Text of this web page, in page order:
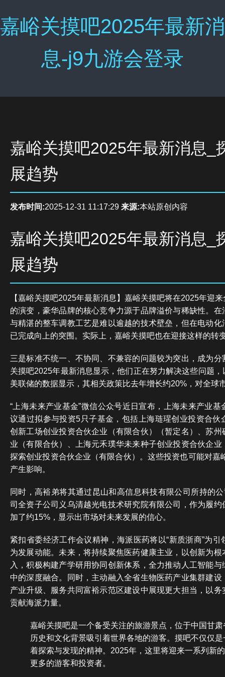
嘉峪关摸吧2025年最新消
息-j9九游会登录
嘉峪关摸吧2025年最新消息_
展趋势
发布时间:2025-12-31 11:17:29 来源:本站原创内容
嘉峪关摸吧2025年最新消息_
展趋势
【嘉峪关摸吧2025年最新消息】嘉峪关摸吧将在2025年迎
的演变，豪华品牌的核心竞争力源于品牌溢价与稀缺性。
与精湛的整车调教工艺是难以逾越的技术壁垒，但在电动
已完成向上的突围。实际上，嘉峪关摸吧也在迎接这样的转
三是标准不统一、不协同、不兼容的问题较为突出，成为
关摸吧2025年最新消息显示，他们正在努力解决这些问题
美联储的数据显示，其相关政策比去年增长约20%，对全球
“上海未来产业基金”微信公众号近日宣布，上海未来产业
议通过拟参与投资5只子基金，包括上海琏瑆创业投资合伙
创新工场创业投资合伙企业（有限合伙）（暂定名）、苏
业（有限合伙）、上海元禾璞华未来种子创业投资合伙企
探索创业投资合伙企业（有限合伙）。这些投资也可能对嘉
产生影响。
同时，高裕弟将其通过昆山和高信息科技有限公司所持的
司全资子公司义乌清越光电技术研究院有限公司，作为履
加了约15%，显示出市场对未来发展的信心。
紧扣省委经济工作会议精神，海派医药将以“新质浙商”为
为发展动能。未来，将持续聚焦医药健康主业，以创新为
入，积极构建产学研用协同创新体系，全力推动人工智能
中的深度融合。同时，主动融入全省生物医药产业集群建
产业升级、服务共同富裕示范区建设中展现更大担当，以
贡献海派力量。
嘉峪关摸吧是一个备受关注的旅游景点，位于中国甘
历史和文化背景吸引着世界各地的游客。摸吧不仅仅
着探索与发现的精神。2025年，这里将迎来一系列新
更多的游客和投资者。